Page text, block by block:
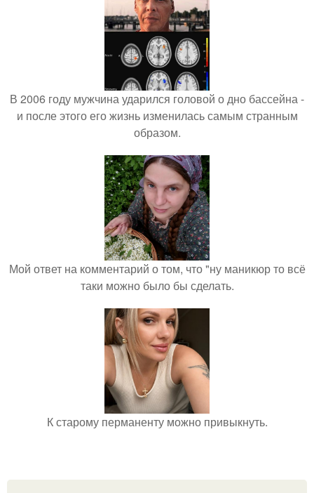
В 2006 году мужчина ударился головой о дно бассейна -
и после этого его жизнь изменилась самым странным
образом.
Мой ответ на комментарий о том, что "ну маникюр то всё
таки можно было бы сделать.
К старому перманенту можно привыкнуть.